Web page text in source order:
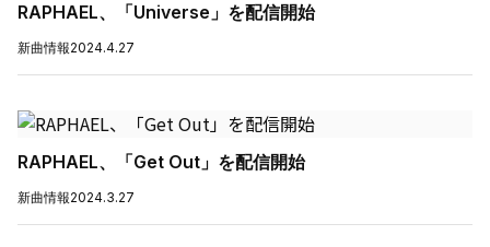
RAPHAEL、「Universe」を配信開始
新曲情報2024.4.27
RAPHAEL、「Get Out」を配信開始
新曲情報2024.3.27